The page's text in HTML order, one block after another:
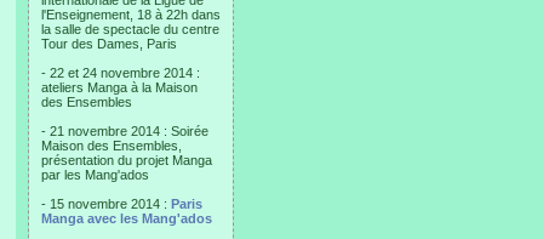
l'Enseignement, 18 à 22h dans
la salle de spectacle du centre
Tour des Dames, Paris
- 22 et 24 novembre 2014 :
ateliers Manga à la Maison
des Ensembles
- 21 novembre 2014 : Soirée
Maison des Ensembles,
présentation du projet Manga
par les Mang'ados
- 15 novembre 2014 : Paris
Manga avec les Mang'ados